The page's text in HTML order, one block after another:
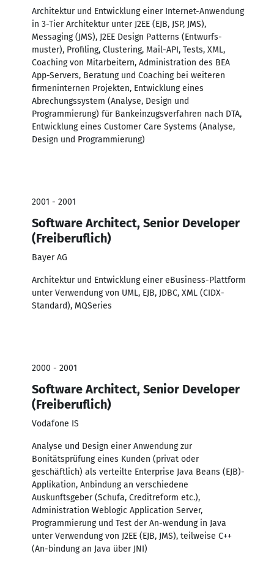
Architektur und Entwicklung einer Internet-Anwendung
in 3-Tier Architektur unter J2EE (EJB, JSP, JMS),
Messaging (JMS), J2EE Design Patterns (Entwurfs-
muster), Profiling, Clustering, Mail-API, Tests, XML,
Coaching von Mitarbeitern, Administration des BEA
App-Servers, Beratung und Coaching bei weiteren
firmeninternen Projekten, Entwicklung eines
Abrechungssystem (Analyse, Design und
Programmierung) für Bankeinzugsverfahren nach DTA,
Entwicklung eines Customer Care Systems (Analyse,
Design und Programmierung)
2001 - 2001
Software Architect, Senior Developer
(Freiberuflich)
Bayer AG
Architektur und Entwicklung einer eBusiness-Plattform
unter Verwendung von UML, EJB, JDBC, XML (CIDX-
Standard), MQSeries
2000 - 2001
Software Architect, Senior Developer
(Freiberuflich)
Vodafone IS
Analyse und Design einer Anwendung zur
Bonitätsprüfung eines Kunden (privat oder
geschäftlich) als verteilte Enterprise Java Beans (EJB)-
Applikation, Anbindung an verschiedene
Auskunftsgeber (Schufa, Creditreform etc.),
Administration Weblogic Application Server,
Programmierung und Test der An-wendung in Java
unter Verwendung von J2EE (EJB, JMS), teilweise C++
(An-bindung an Java über JNI)